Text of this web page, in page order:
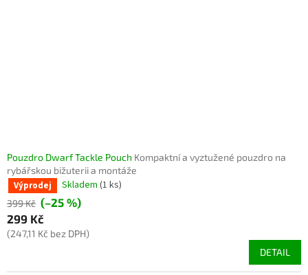
Pouzdro Dwarf Tackle Pouch Kompaktní a vyztužené pouzdro na
rybářskou bižuterii a montáže
Výprodej Skladem (1 ks)
399 Kč (–25 %)
299 Kč
(247,11 Kč bez DPH)
DETAIL